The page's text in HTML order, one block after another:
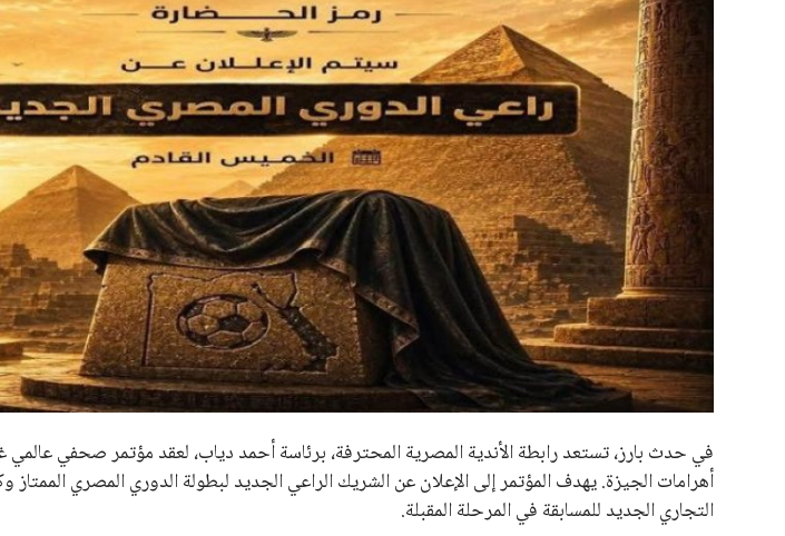
علوم وتكنولوجيا
المرأة والجمال
في حدث بارز، تستعد رابطة الأندية المصرية المحترفة، برئاسة أحمد دياب، لعقد مؤتمر صحفي
أهرامات الجيزة. يهدف المؤتمر إلى الإعلان عن الشريك الراعي الجديد لبطولة الدوري المصري
التجاري الجديد للمسابقة في المرحلة المقبلة.